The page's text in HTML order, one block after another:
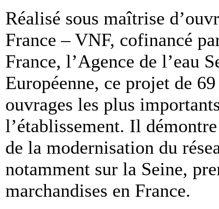
Réalisé sous maîtrise
France – VNF, cofinancé
France, l’Agence de l’eau
Européenne, ce projet de
ouvrages les plus
l’établissement. Il
de la modernisation du
notamment sur la Seine,
marchandises en France.